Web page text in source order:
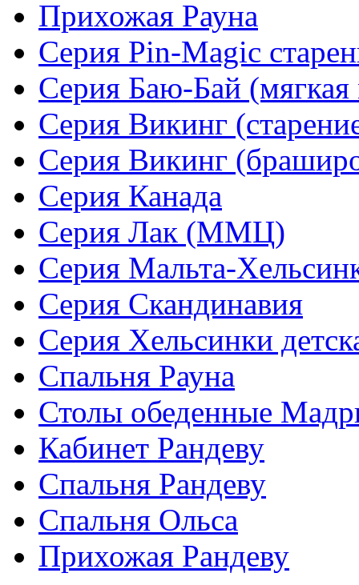
Прихожая Рауна
Серия Pin-Magic
Серия Баю-Бай (мягкая
Серия Викинг
Серия Викинг
Серия Канада
Серия Лак (ММЦ)
Серия Мальта-
Серия Скандинавия
Серия Хельсинки
Спальня Рауна
Столы обеденные
Кабинет Рандеву
Спальня Рандеву
Спальня Ольса
Прихожая Рандеву